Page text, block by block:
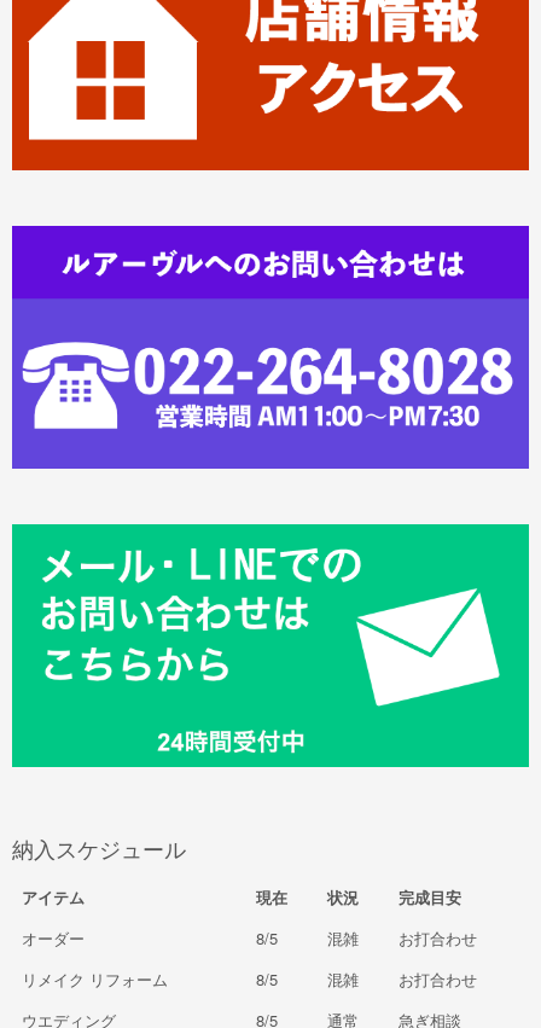
納入スケジュール
アイテム 現在 状況
完成目安
オーダー
8/5 混雑
お打合わせ
リメイク リフォーム
8/5 混雑
お打合わせ
ウエディング
8/5 通常
急ぎ相談